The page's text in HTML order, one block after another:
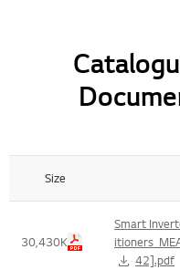
Size
Smart
42].pdf
30,430K